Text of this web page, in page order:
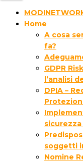
Home
A cosa
fa?
GDPR
l’analisi
DPIA –
soggetti
Nomine